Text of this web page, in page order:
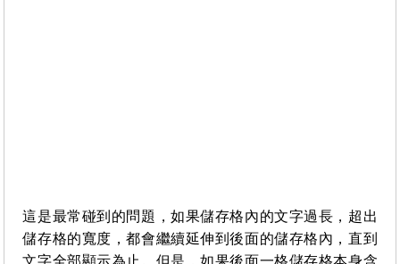
這是最常碰到的問題，如果儲存格內的文字過長，超出
儲存格的寬度，都會繼續延伸到後面的儲存格內，直到
文字全部顯示為止。但是，如果後面一格儲存格本身含